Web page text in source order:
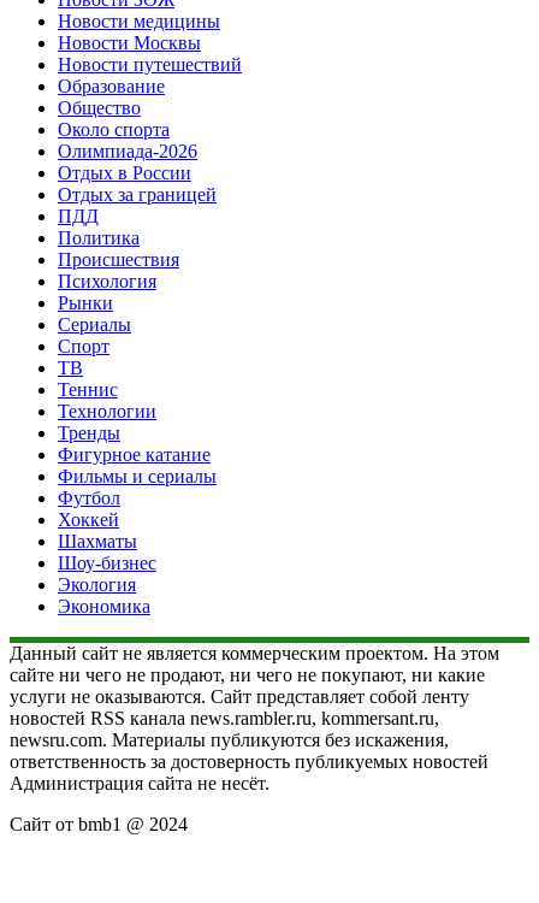
Новости медицины
Новости Москвы
Новости путешествий
Образование
Общество
Около спорта
Олимпиада-2026
Отдых в России
Отдых за границей
ПДД
Политика
Происшествия
Психология
Рынки
Сериалы
Спорт
ТВ
Теннис
Технологии
Тренды
Фигурное катание
Фильмы и сериалы
Футбол
Хоккей
Шахматы
Шоу-бизнес
Экология
Экономика
Данный сайт не является коммерческим проектом. На этом
сайте ни чего не продают, ни чего не покупают, ни какие
услуги не оказываются. Сайт представляет собой ленту
новостей RSS канала news.rambler.ru, kommersant.ru,
newsru.com. Материалы публикуются без искажения,
ответственность за достоверность публикуемых новостей
Администрация сайта не несёт.
Сайт от bmb1 @ 2024